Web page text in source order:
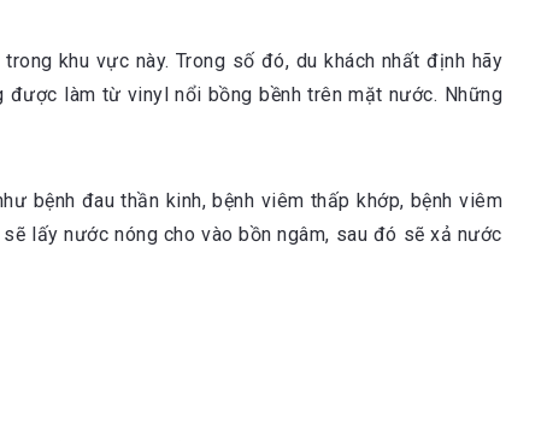
khu vực này. Trong số đó, du khách nhất định hãy
được làm từ vinyl nổi bồng bềnh trên mặt nước. Những
bệnh đau thần kinh, bệnh viêm thấp khớp, bệnh viêm
lấy nước nóng cho vào bồn ngâm, sau đó sẽ xả nước